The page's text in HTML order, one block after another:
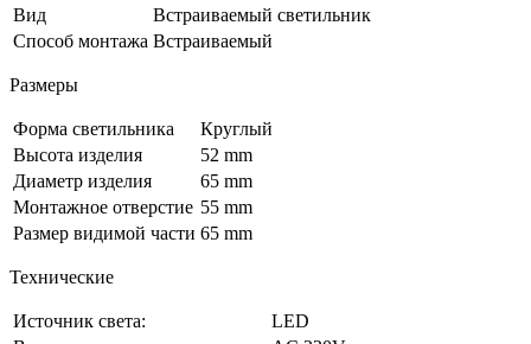
Вид
Встраиваемый светильник
Способ монтажа Встраиваемый
Размеры
Форма светильника
Круглый
Высота изделия
52 mm
Диаметр изделия
65 mm
Монтажное отверстие 55 mm
Размер видимой части 65 mm
Технические
Источник света:
LED